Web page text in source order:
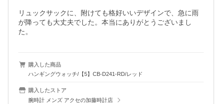
リュックサックに、附けても格好いいデザインで、急に雨
が降っても大丈夫でした。本当にありがとうございまし
た。
購入した商品
ハンギングウォッチ/【5】CB-D241-RD/レッド
購入したストア
腕時計 メンズ アクセの加藤時計店